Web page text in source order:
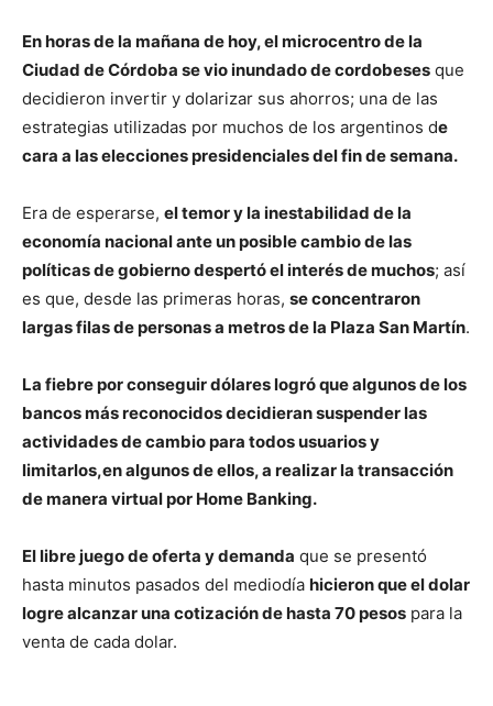
En horas de la mañana de hoy, el microcentro de la
Ciudad de Córdoba se vio inundado de cordobeses que
decidieron invertir y dolarizar sus ahorros; una de las
estrategias utilizadas por muchos de los argentinos de
cara a las elecciones presidenciales del fin de semana.
Era de esperarse, el temor y la inestabilidad de la
economía nacional ante un posible cambio de las
políticas de gobierno despertó el interés de muchos; así
es que, desde las primeras horas, se concentraron
largas filas de personas a metros de la Plaza San Martín.
La fiebre por conseguir dólares logró que algunos de los
bancos más reconocidos decidieran suspender las
actividades de cambio para todos usuarios y
limitarlos,en algunos de ellos, a realizar la transacción
de manera virtual por Home Banking.
El libre juego de oferta y demanda que se presentó
hasta minutos pasados del mediodía hicieron que el dolar
logre alcanzar una cotización de hasta 70 pesos para la
venta de cada dolar.